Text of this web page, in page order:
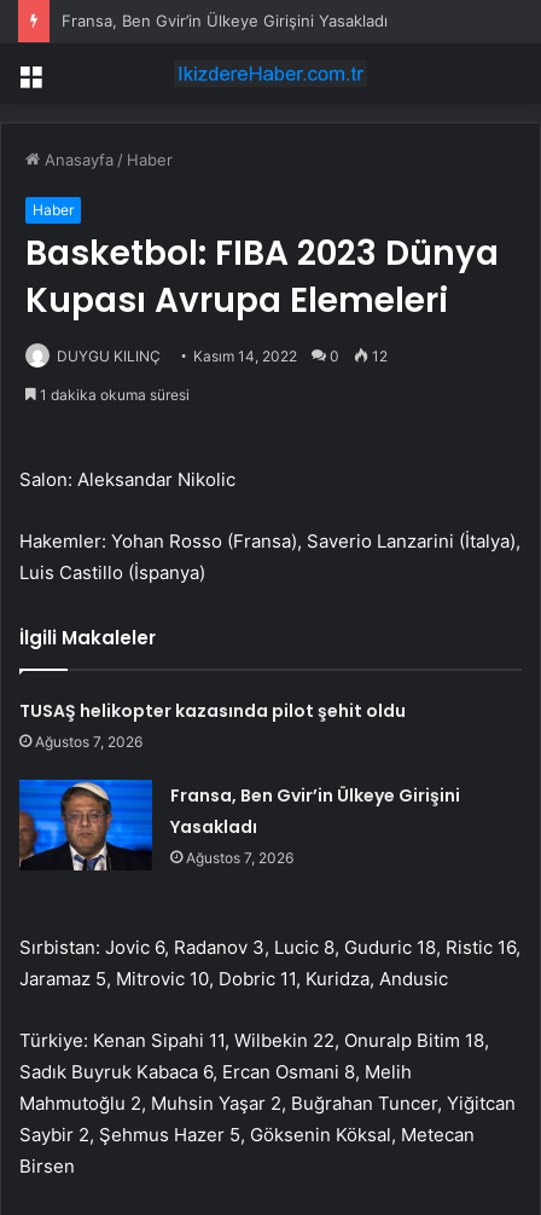
Fransa, Ben Gvir’in Ülkeye Girişini Yasakladı
Menü
Anasayfa / Haber
Haber
Basketbol: FIBA 2023 Dünya
Kupası Avrupa Elemeleri
DUYGU KILINÇ Kasım 14, 2022 0 12
1 dakika okuma süresi
Salon: Aleksandar Nikolic
Hakemler: Yohan Rosso (Fransa), Saverio Lanzarini (İtalya),
Luis Castillo (İspanya)
İlgili Makaleler
TUSAŞ helikopter kazasında pilot şehit oldu
Ağustos 7, 2026
Fransa, Ben Gvir’in Ülkeye Girişini
Yasakladı
Ağustos 7, 2026
Sırbistan: Jovic 6, Radanov 3, Lucic 8, Guduric 18, Ristic 16,
Jaramaz 5, Mitrovic 10, Dobric 11, Kuridza, Andusic
Türkiye: Kenan Sipahi 11, Wilbekin 22, Onuralp Bitim 18,
Sadık Buyruk Kabaca 6, Ercan Osmani 8, Melih
Mahmutoğlu 2, Muhsin Yaşar 2, Buğrahan Tuncer, Yiğitcan
Saybir 2, Şehmus Hazer 5, Göksenin Köksal, Metecan
Birsen